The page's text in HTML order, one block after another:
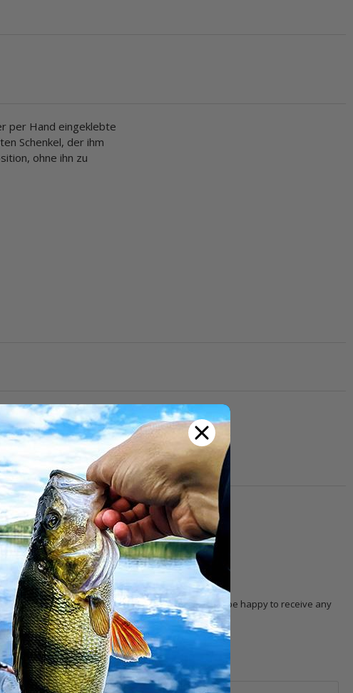
per Hand eingeklebte
Schenkel, der ihm
ohne ihn zu
with other customers!
with the product. Ourcustomer servicewill be happy to receive any
product selection, pricing, order, delivery, etc.).